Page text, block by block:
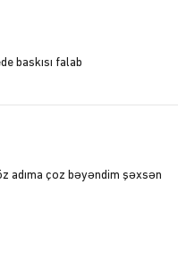
baskısı falab
adıma çoz bəyəndim şəxsən